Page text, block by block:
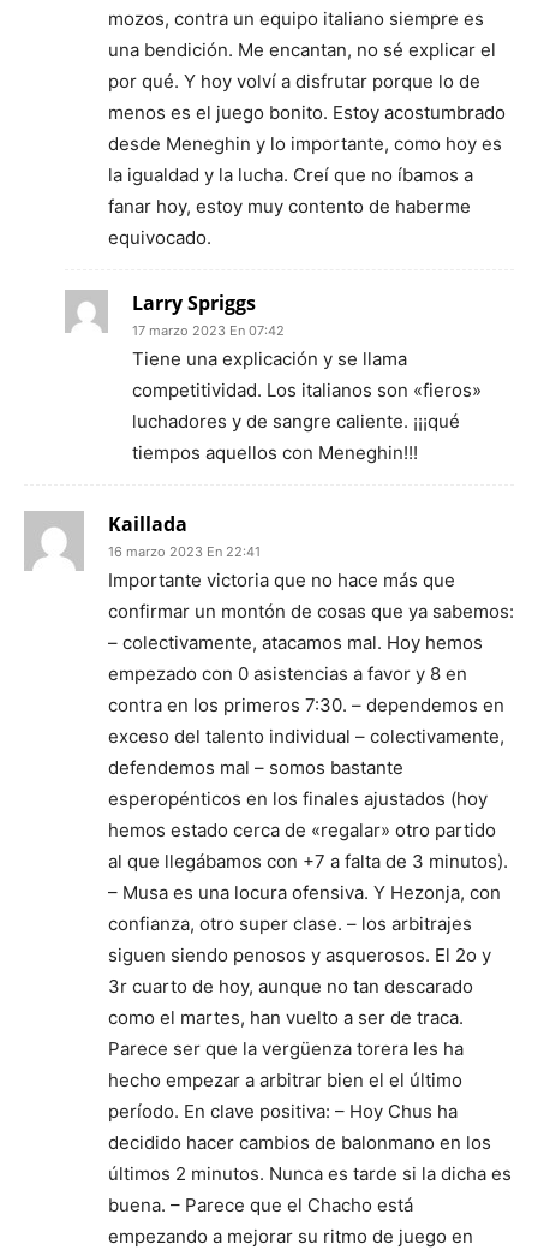
mozos, contra un equipo italiano siempre es
una bendición. Me encantan, no sé explicar el
por qué. Y hoy volví a disfrutar porque lo de
menos es el juego bonito. Estoy acostumbrado
desde Meneghin y lo importante, como hoy es
la igualdad y la lucha. Creí que no íbamos a
fanar hoy, estoy muy contento de haberme
equivocado.
Larry Spriggs
17 marzo 2023 En 07:42
Tiene una explicación y se llama
competitividad. Los italianos son «fieros»
luchadores y de sangre caliente. ¡¡¡qué
tiempos aquellos con Meneghin!!!
Kaillada
16 marzo 2023 En 22:41
Importante victoria que no hace más que
confirmar un montón de cosas que ya sabemos:
– colectivamente, atacamos mal. Hoy hemos
empezado con 0 asistencias a favor y 8 en
contra en los primeros 7:30. – dependemos en
exceso del talento individual – colectivamente,
defendemos mal – somos bastante
esperopénticos en los finales ajustados (hoy
hemos estado cerca de «regalar» otro partido
al que llegábamos con +7 a falta de 3 minutos).
– Musa es una locura ofensiva. Y Hezonja, con
confianza, otro super clase. – los arbitrajes
siguen siendo penosos y asquerosos. El 2o y
3r cuarto de hoy, aunque no tan descarado
como el martes, han vuelto a ser de traca.
Parece ser que la vergüenza torera les ha
hecho empezar a arbitrar bien el el último
período. En clave positiva: – Hoy Chus ha
decidido hacer cambios de balonmano en los
últimos 2 minutos. Nunca es tarde si la dicha es
buena. – Parece que el Chacho está
empezando a mejorar su ritmo de juego en